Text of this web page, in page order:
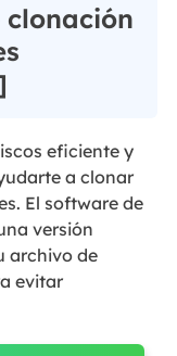
eficiente y
a clonar
El software de
versión
archivo de
evitar